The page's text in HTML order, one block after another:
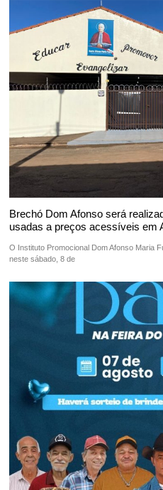
Brechó Dom Afonso será
usadas a preços acessíveis em
O Instituto Promocional Dom Afonso Maria
neste sábado, 8 de